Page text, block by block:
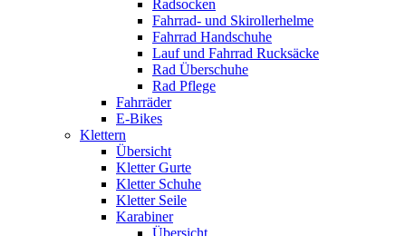
Radsocken
Fahrrad- und Skirollerhelme
Fahrrad Handschuhe
Lauf und Fahrrad Rucksäcke
Rad Überschuhe
Rad Pflege
Fahrräder
E-Bikes
Klettern
Übersicht
Kletter Gurte
Kletter Schuhe
Kletter Seile
Karabiner
Übersicht